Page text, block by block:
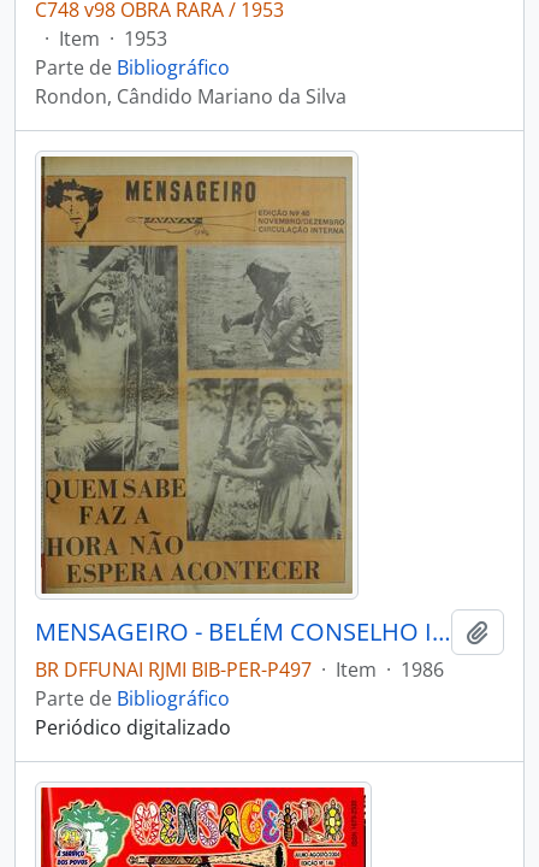
C748 v98 OBRA RARA / 1953
· Item · 1953
Parte de Bibliográfico
Rondon, Cândido Mariano da Silva
MENSAGEIRO - BELÉM CONSELHO INDIGENISTA MISSIONÁRIO - 1986 - Nº40
BR DFFUNAI RJMI BIB-PER-P497 · Item · 1986
Parte de Bibliográfico
Periódico digitalizado